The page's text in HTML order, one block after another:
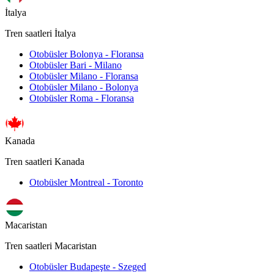
İtalya
Tren saatleri İtalya
Otobüsler Bolonya - Floransa
Otobüsler Bari - Milano
Otobüsler Milano - Floransa
Otobüsler Milano - Bolonya
Otobüsler Roma - Floransa
Kanada
Tren saatleri Kanada
Otobüsler Montreal - Toronto
Macaristan
Tren saatleri Macaristan
Otobüsler Budapeşte - Szeged